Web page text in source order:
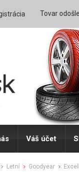
Tovar
Váš účet
letní goodyear